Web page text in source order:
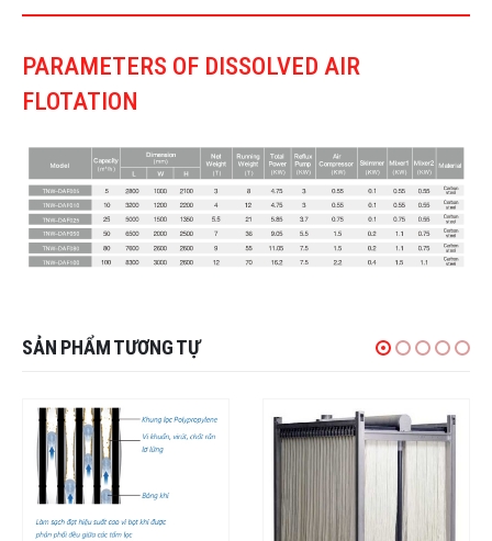
PARAMETERS OF DISSOLVED AIR
FLOTATION
SẢN PHẨM TƯƠNG TỰ